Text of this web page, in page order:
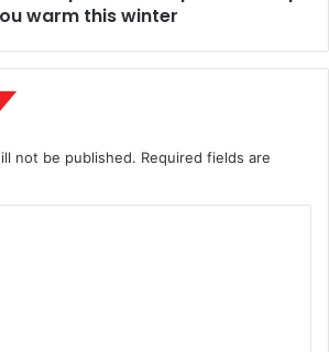
warm this winter
not be published. Required fields are